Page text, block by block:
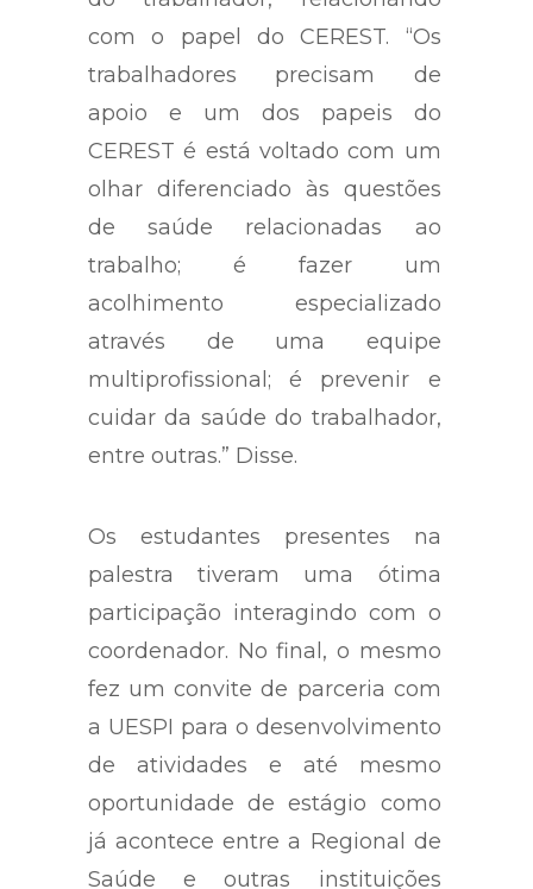
com o papel do CEREST. “Os
trabalhadores precisam de
apoio e um dos papeis do
CEREST é está voltado com um
olhar diferenciado às questões
de saúde relacionadas ao
trabalho; é fazer um
acolhimento especializado
através de uma equipe
multiprofissional; é prevenir e
cuidar da saúde do trabalhador,
entre outras.” Disse.
Os estudantes presentes na
palestra tiveram uma ótima
participação interagindo com o
coordenador. No final, o mesmo
fez um convite de parceria com
a UESPI para o desenvolvimento
de atividades e até mesmo
oportunidade de estágio como
já acontece entre a Regional de
Saúde e outras instituições